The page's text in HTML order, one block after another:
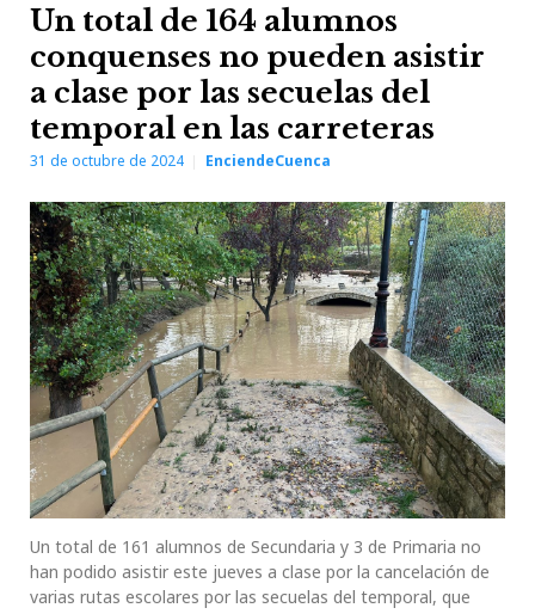
Un total de 164 alumnos
conquenses no pueden asistir
a clase por las secuelas del
temporal en las carreteras
31 de octubre de 2024 EnciendeCuenca
Un total de 161 alumnos de Secundaria y 3 de Primaria no
han podido asistir este jueves a clase por la cancelación de
varias rutas escolares por las secuelas del temporal, que